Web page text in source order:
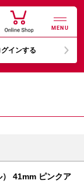
MENU
グインする
41mm ピンクア